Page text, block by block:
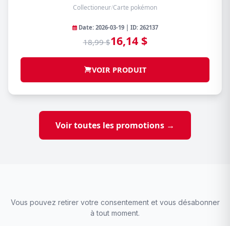
Collectioneur/Carte pokémon
Date: 2026-03-19 | ID: 262137
18,99 $16,14 $
VOIR PRODUIT
Voir toutes les promotions →
Vous pouvez retirer votre consentement et vous désabonner
à tout moment.